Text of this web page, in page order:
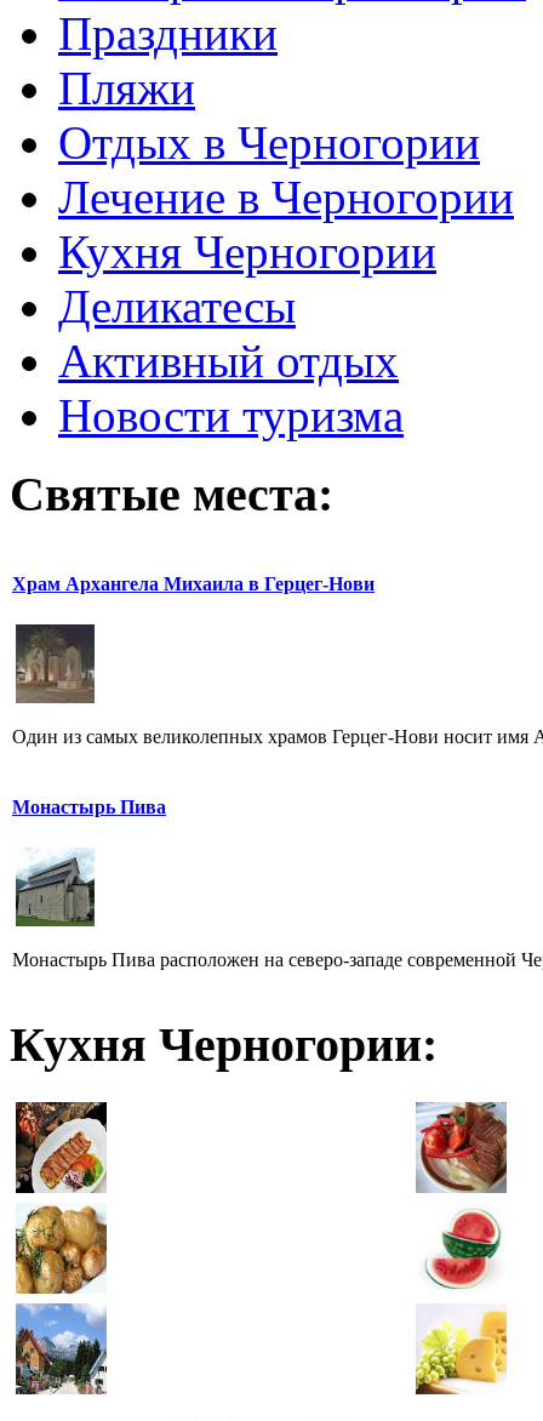
Праздники
Пляжи
Отдых в Черногории
Лечение в Черногории
Кухня Черногории
Деликатесы
Активный отдых
Новости туризма
Святые места:
Храм Архангела Михаила в Герцег-Нови
Один из самых великолепных храмов Герцег-Нови носит имя
Монастырь Пива
Монастырь Пива расположен на северо-западе современной
Кухня Черногории: